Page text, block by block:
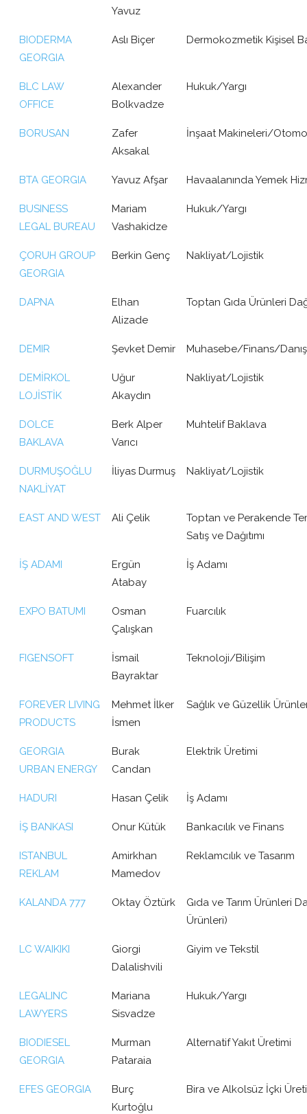
Yavuz
BIODERMA
GEORGIA
Aslı Biçer Dermokozmetik Kişisel
BLC LAW
OFFICE
Alexander
Bolkvadze
Hukuk/Yargı
BORUSAN
Zafer
Aksakal
İnşaat Makineleri/
BTA GEORGIA Yavuz Afşar Havaalanında Yemek
BUSINESS
LEGAL BUREAU
Mariam
Vashakidze
Hukuk/Yargı
ÇORUH GROUP
GEORGIA
Berkin Genç Nakliyat/Lojistik
DAPNA
Elhan
Alizade
Toptan Gıda Ürünleri
DEMIR Şevket Demir Muhasebe/Finans/
DEMİRKOL
LOJİSTİK
Uğur
Akaydın
Nakliyat/Lojistik
DOLCE
BAKLAVA
Berk Alper
Varıcı
Muhtelif Baklava
DURMUŞOĞLU
NAKLİYAT
İliyas Durmuş Nakliyat/Lojistik
EAST AND WEST Ali Çelik
Toptan ve Perakende
Satış ve Dağıtımı
İŞ ADAMI
Ergün
Atabay
İş Adamı
EXPO BATUMI
Osman
Çalışkan
Fuarcılık
FIGENSOFT
İsmail
Bayraktar
Teknoloji/Bilişim
FOREVER LIVING
PRODUCTS
Mehmet İlker
İsmen
Sağlık ve Güzellik
GEORGIA
URBAN ENERGY
Burak
Candan
Elektrik Üretimi
HADURI Hasan Çelik İş Adamı
İŞ BANKASI Onur Kütük Bankacılık ve Finans
ISTANBUL
REKLAM
Amirkhan
Mamedov
Reklamcılık ve Tasarım
KALANDA 777 Oktay Öztürk
Gıda ve Tarım Ürünleri
Ürünleri)
LC WAIKIKI
Giorgi
Dalalishvili
Giyim ve Tekstil
LEGALINC
LAWYERS
Mariana
Sisvadze
Hukuk/Yargı
BIODIESEL
GEORGIA
Murman
Pataraia
Alternatif Yakıt Üretimi
EFES GEORGIA
Burç
Kurtoğlu
Bira ve Alkolsüz İçki